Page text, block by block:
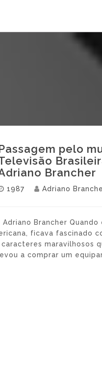
pelo
Brancher
1987 Adriano
Brancher Quando
ficava fascinado
maravilhosos
a comprar um